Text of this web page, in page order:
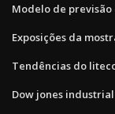
Modelo de
Exposições da
Tendências do
Dow jones